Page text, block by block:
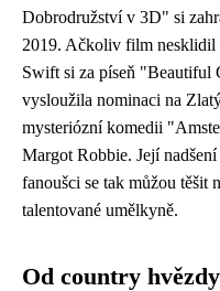
Dobrodružství v 3D" si
2019. Ačkoliv film
Swift si za píseň "Beautiful
vysloužila nominaci na
mysteriózní komedii
Margot Robbie. Její
fanoušci se tak můžou těšit
talentované umělkyně.
Od country